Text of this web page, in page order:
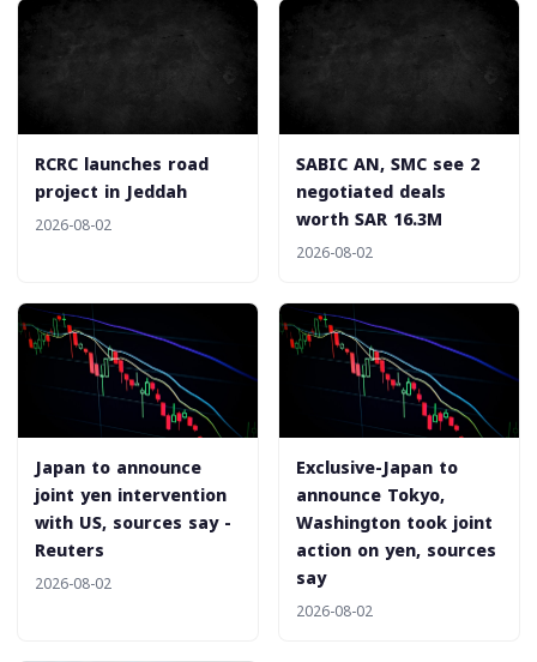
‎RCRC launches road
project in Jeddah
2026-08-02
‎SABIC AN, SMC see 2
negotiated deals
worth SAR 16.3M
2026-08-02
Japan to announce
joint yen intervention
with US, sources say -
Reuters
2026-08-02
Exclusive-Japan to
announce Tokyo,
Washington took joint
action on yen, sources
say
2026-08-02